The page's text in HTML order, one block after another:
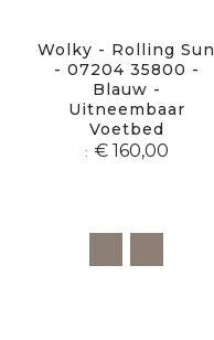
Wolky - Rolling Sun
- 07204 35800 -
Blauw -
Uitneembaar
Voetbed
€ 160,00